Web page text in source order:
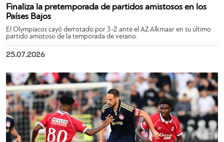
Finaliza la pretemporada de partidos amistosos en los
Países Bajos
El Olympiacos cayó derrotado por 3-2 ante el AZ Alkmaar en su último
partido amistoso de la temporada de verano.
25.07.2026